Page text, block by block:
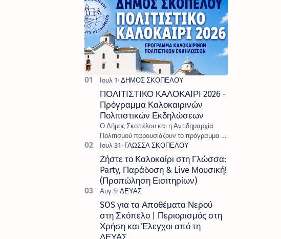
ΠΟΛΙΤΙΣΤΙΚΟ ΚΑΛΟΚΑΙΡΙ 2026 -
Πρόγραμμα Καλοκαιρινών
Πολιτιστικών Εκδηλώσεων
Ο Δήμος Σκοπέλου και η Αντιδημαρχία
Πολιτισμού παρουσιάζουν το πρόγραμμα «
Πολιτιστικό Καλοκαίρι 2026 », ένα πλούσιο
και πολυσυλλεκτικό πρόγραμμα εκδ…
Ζήστε το Καλοκαίρι στη Γλώσσα:
Party, Παράδοση & Live Μουσική!
(Προπώληση Εισιτηρίων)
SOS για τα Αποθέματα Νερού
στη Σκόπελο | Περιορισμός στη
Χρήση και Έλεγχοι από τη